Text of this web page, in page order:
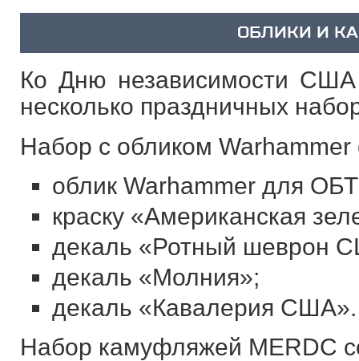
ОБЛИКИ И
Ко Дню независимости США
несколько праздничных
Набор с обликом Warhammer
облик Warhammer для
краску «Американская
декаль «Ротный шеврон
декаль «Молния»;
декаль «Кавалерия США».
Набор камуфляжей MERDC